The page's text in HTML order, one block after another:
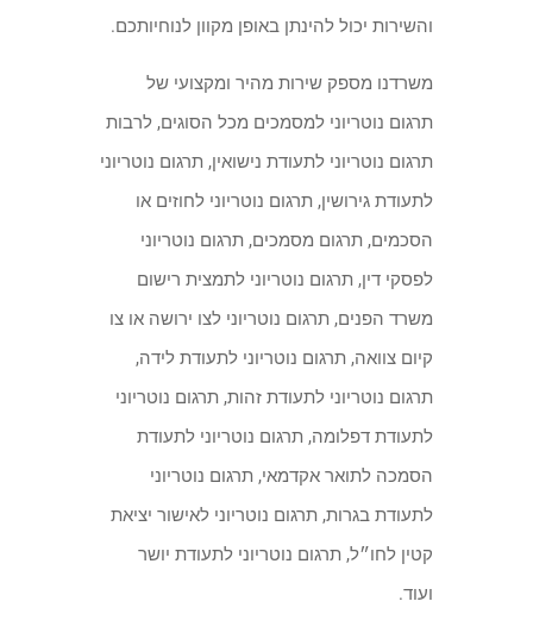
והשירות יכול להינתן באופן מקוון לנוחיותכם.
משרדנו מספק שירות מהיר ומקצועי של
תרגום נוטריוני למסמכים מכל הסוגים, לרבות
תרגום נוטריוני לתעודת נישואין, תרגום נוטריוני
לתעודת גירושין, תרגום נוטריוני לחוזים או
הסכמים, תרגום מסמכים, תרגום נוטריוני
לפסקי דין, תרגום נוטריוני לתמצית רישום
משרד הפנים, תרגום נוטריוני לצו ירושה או צו
קיום צוואה, תרגום נוטריוני לתעודת לידה,
תרגום נוטריוני לתעודת זהות, תרגום נוטריוני
לתעודת דפלומה, תרגום נוטריוני לתעודת
הסמכה לתואר אקדמאי, תרגום נוטריוני
לתעודת בגרות, תרגום נוטריוני לאישור יציאת
קטין לחו״ל, תרגום נוטריוני לתעודת יושר
ועוד.